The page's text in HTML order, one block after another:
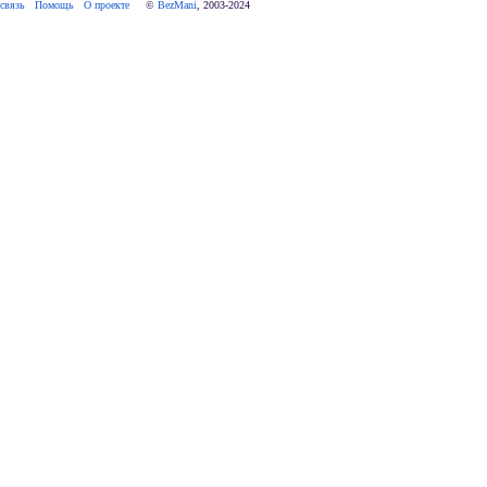
Помощь О проекте
     ©
BezMani , 2003-2024